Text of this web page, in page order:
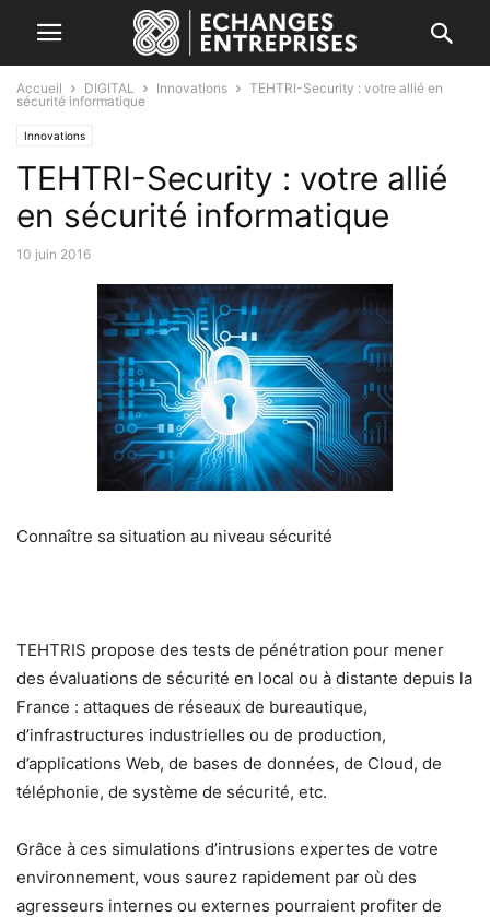
Accueil DIGITAL Innovations
TEHTRI-Security : votre allié en
sécurité informatique
Innovations
TEHTRI-Security : votre allié
en sécurité informatique
10 juin 2016
Connaître sa situation au niveau sécurité
TEHTRIS propose des tests de pénétration pour mener
des évaluations de sécurité en local ou à distante depuis la
France : attaques de réseaux de bureautique,
d’infrastructures industrielles ou de production,
d’applications Web, de bases de données, de Cloud, de
téléphonie, de système de sécurité, etc.
Grâce à ces simulations d’intrusions expertes de votre
environnement, vous saurez rapidement par où des
agresseurs internes ou externes pourraient profiter de